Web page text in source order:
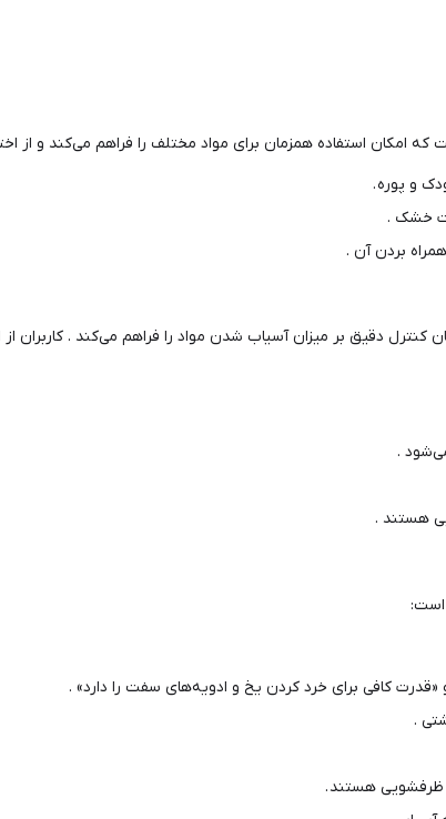
امکان استفاده همزمان برای مواد مختلف را فراهم می‌کند و از
و پوره .
خشک .
بردن آن .
کنترل دقیق بر میزان آسیاب شدن مواد را فراهم می‌کند . کاربران
.
هستند .
است:
کافی برای خرد کردن یخ و ادویه‌های سفت را دارد» .
.
هستند .